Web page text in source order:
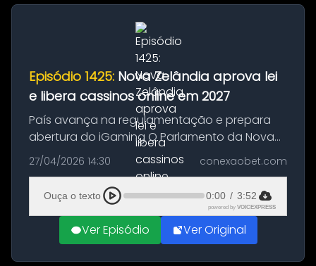
Episódio 1425: Nova Zelândia aprova lei
e libera cassinos online em 2027
País avança na regulamentação e prepara
abertura do iGaming O Parlamento da Nova
Zelândia deu um passo decisivo para a
regulamentação do setor de jogos ao
aprovar, em terceira leitura, o projeto de le...
27/04/2026 14:30 conexaobet.com
Ouça o texto 0:00 / 3:52
powered by VOICEXPRESS
Ver Episódio Ver Original